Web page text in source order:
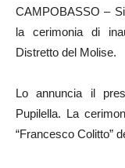
CAMPOBASSO –
la cerimonia di
Distretto del Molise.
Lo annuncia il
Pupilella. La
“Francesco Colitto”